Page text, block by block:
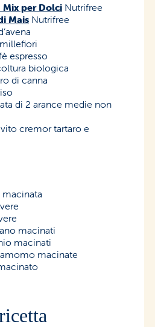
Mix per Dolci Nutrifree
Mais Nutrifree
espresso
biologica
di canna
di 2 arance medie non
cremor tartaro e
macinati
macinati
macinate